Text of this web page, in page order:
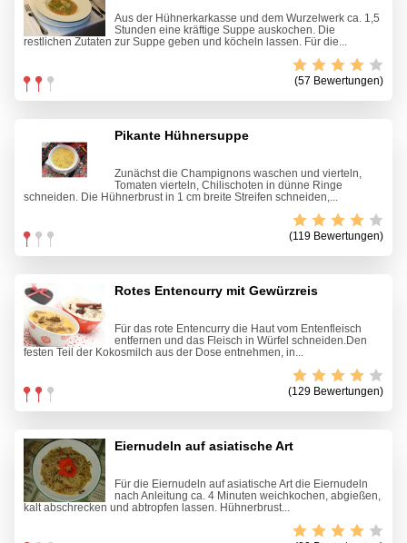
Aus der Hühnerkarkasse und dem Wurzelwerk ca. 1,5
Stunden eine kräftige Suppe auskochen. Die
restlichen Zutaten zur Suppe geben und köcheln lassen. Für die...
(57 Bewertungen)
Pikante Hühnersuppe
Zunächst die Champignons waschen und vierteln,
Tomaten vierteln, Chilischoten in dünne Ringe
schneiden. Die Hühnerbrust in 1 cm breite Streifen schneiden,...
(119 Bewertungen)
Rotes Entencurry mit Gewürzreis
Für das rote Entencurry die Haut vom Entenfleisch
entfernen und das Fleisch in Würfel schneiden.Den
festen Teil der Kokosmilch aus der Dose entnehmen, in...
(129 Bewertungen)
Eiernudeln auf asiatische Art
Für die Eiernudeln auf asiatische Art die Eiernudeln
nach Anleitung ca. 4 Minuten weichkochen, abgießen,
kalt abschrecken und abtropfen lassen. Hühnerbrust...